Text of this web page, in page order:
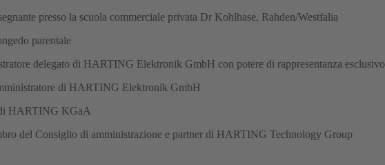
presso la scuola commerciale privata Dr Kohlhase, Rahden/Westfalia
parentale
delegato di HARTING Elektronik GmbH con potere di rappresentanza esclusivo
di HARTING Elektronik GmbH
HARTING KGaA
del Consiglio di amministrazione e partner di HARTING Technology Group